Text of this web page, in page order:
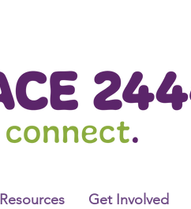
Resources Get Involved